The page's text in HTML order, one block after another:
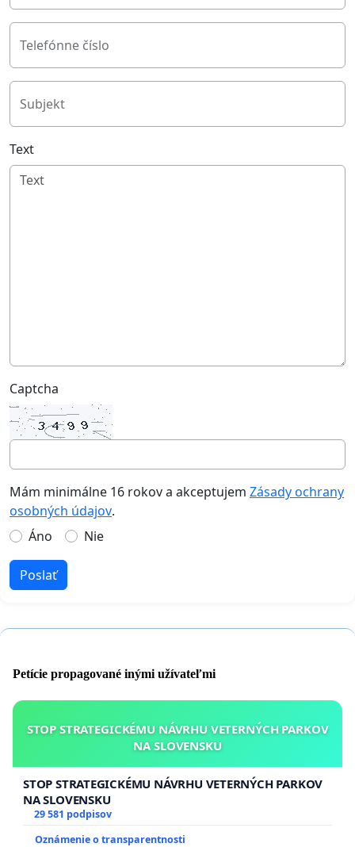
Telefónne číslo
Subjekt
Text
Captcha
Mám minimálne 16 rokov a akceptujem Zásady ochrany
osobných údajov.
Áno
Nie
Poslať
Petície propagované inými užívateľmi
STOP STRATEGICKÉMU NÁVRHU VETERNÝCH PARKOV
NA SLOVENSKU
STOP STRATEGICKÉMU NÁVRHU VETERNÝCH PARKOV
NA SLOVENSKU
29 581 podpisov
Oznámenie o transparentnosti